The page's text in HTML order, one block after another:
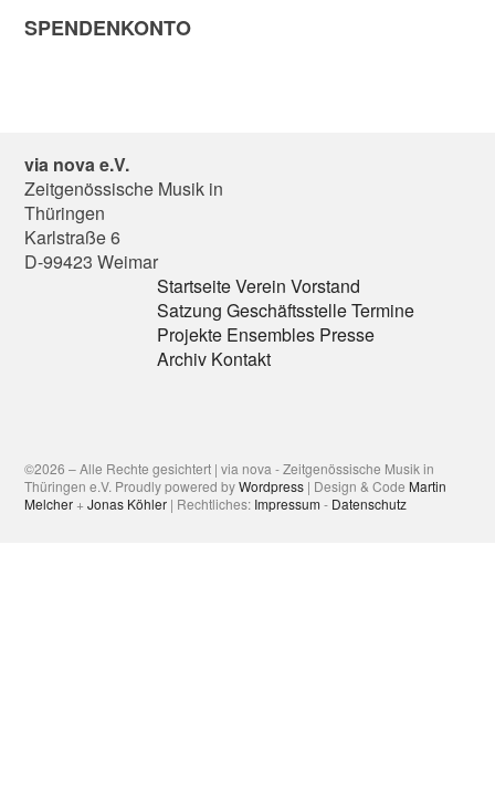
SPENDENKONTO
via nova e.V.
Zeitgenössische Musik in
Thüringen
Karlstraße 6
D-99423 Weimar
StartseiteVerein Vorstand
Satzung GeschäftsstelleTermine
Projekte Ensembles Presse
Archiv Kontakt
©2026 – Alle Rechte gesichtert | via nova - Zeitgenössische Musik in
Thüringen e.V. Proudly powered byWordpress | Design & Code Martin
Melcher +Jonas Köhler | Rechtliches: Impressum - Datenschutz